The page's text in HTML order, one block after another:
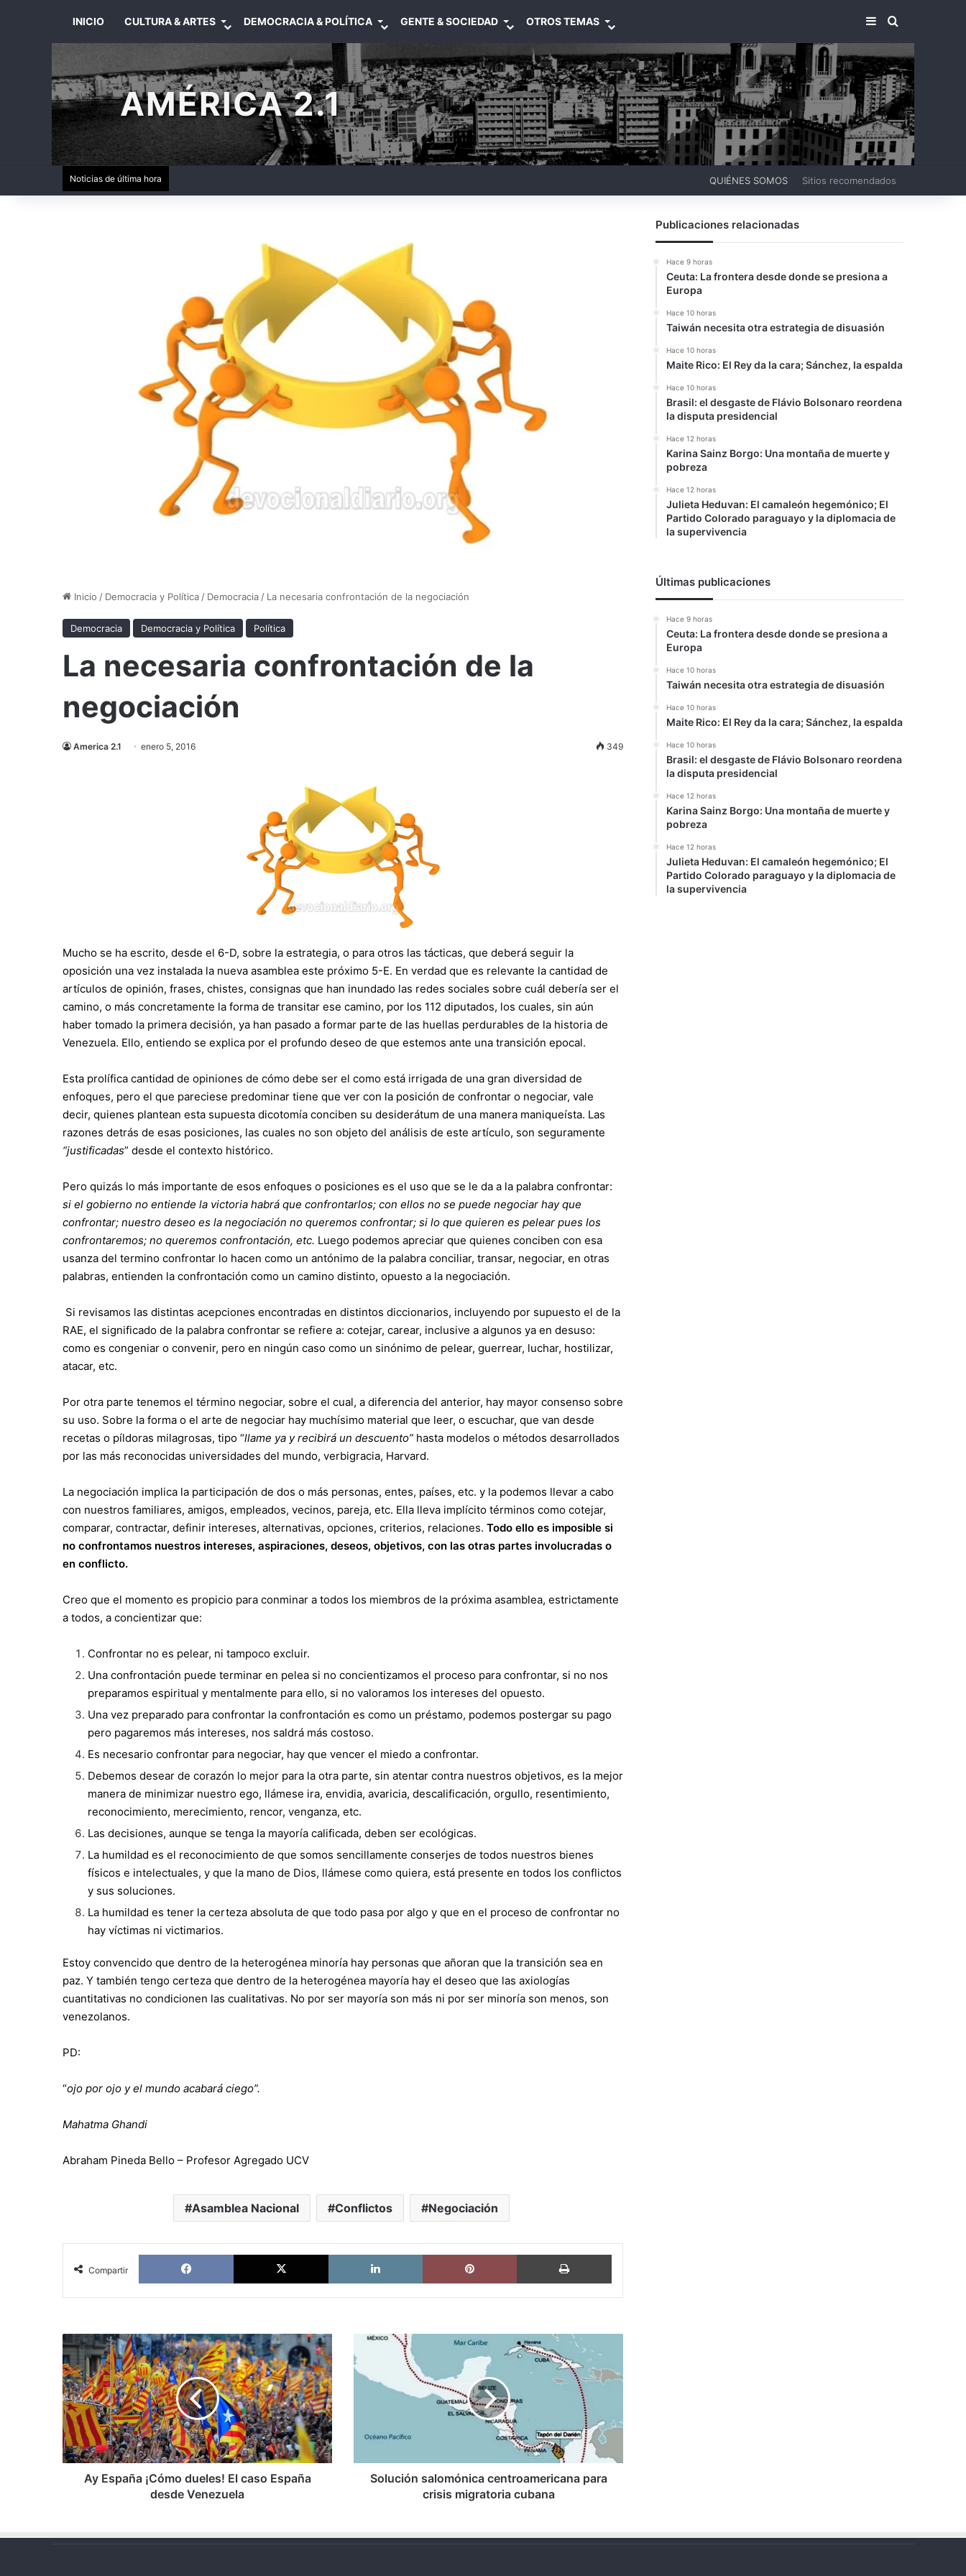
INICIO CULTURA & ARTES DEMOCRACIA & POLÍTICA GENTE & SOCIEDAD OTROS TEMAS BARRA LATERAL
BUSCAR
AMÉRICA 2.1
Noticias de última hora QUIÉNES SOMOS Sitios recomendados
Inicio / Democracia y Política / Democracia / La necesaria confrontación de la negociación
Democracia Democracia y Política Política
La necesaria confrontación de la
negociación
America 2.1 enero 5, 2016 349
Mucho se ha escrito, desde el 6-D, sobre la estrategia, o para otros las tácticas, que deberá seguir la
oposición una vez instalada la nueva asamblea este próximo 5-E. En verdad que es relevante la cantidad de
artículos de opinión, frases, chistes, consignas que han inundado las redes sociales sobre cuál debería ser el
camino, o más concretamente la forma de transitar ese camino, por los 112 diputados, los cuales, sin aún
haber tomado la primera decisión, ya han pasado a formar parte de las huellas perdurables de la historia de
Venezuela. Ello, entiendo se explica por el profundo deseo de que estemos ante una transición epocal.
Esta prolífica cantidad de opiniones de cómo debe ser el como está irrigada de una gran diversidad de
enfoques, pero el que pareciese predominar tiene que ver con la posición de confrontar o negociar, vale
decir, quienes plantean esta supuesta dicotomía conciben su desiderátum de una manera maniqueísta. Las
razones detrás de esas posiciones, las cuales no son objeto del análisis de este artículo, son seguramente
“justificadas” desde el contexto histórico.
Pero quizás lo más importante de esos enfoques o posiciones es el uso que se le da a la palabra confrontar:
si el gobierno no entiende la victoria habrá que confrontarlos; con ellos no se puede negociar hay que
confrontar; nuestro deseo es la negociación no queremos confrontar; si lo que quieren es pelear pues los
confrontaremos; no queremos confrontación, etc. Luego podemos apreciar que quienes conciben con esa
usanza del termino confrontar lo hacen como un antónimo de la palabra conciliar, transar, negociar, en otras
palabras, entienden la confrontación como un camino distinto, opuesto a la negociación.
Si revisamos las distintas acepciones encontradas en distintos diccionarios, incluyendo por supuesto el de la
RAE, el significado de la palabra confrontar se refiere a: cotejar, carear, inclusive a algunos ya en desuso:
como es congeniar o convenir, pero en ningún caso como un sinónimo de pelear, guerrear, luchar, hostilizar,
atacar, etc.
Por otra parte tenemos el término negociar, sobre el cual, a diferencia del anterior, hay mayor consenso sobre
su uso. Sobre la forma o el arte de negociar hay muchísimo material que leer, o escuchar, que van desde
recetas o píldoras milagrosas, tipo “llame ya y recibirá un descuento” hasta modelos o métodos desarrollados
por las más reconocidas universidades del mundo, verbigracia, Harvard.
La negociación implica la participación de dos o más personas, entes, países, etc. y la podemos llevar a cabo
con nuestros familiares, amigos, empleados, vecinos, pareja, etc. Ella lleva implícito términos como cotejar,
comparar, contractar, definir intereses, alternativas, opciones, criterios, relaciones. Todo ello es imposible si
no confrontamos nuestros intereses, aspiraciones, deseos, objetivos, con las otras partes involucradas o
en conflicto.
Creo que el momento es propicio para conminar a todos los miembros de la próxima asamblea, estrictamente
a todos, a concientizar que:
Confrontar no es pelear, ni tampoco excluir.
Una confrontación puede terminar en pelea si no concientizamos el proceso para confrontar, si no nos
preparamos espiritual y mentalmente para ello, si no valoramos los intereses del opuesto.
Una vez preparado para confrontar la confrontación es como un préstamo, podemos postergar su pago
pero pagaremos más intereses, nos saldrá más costoso.
Es necesario confrontar para negociar, hay que vencer el miedo a confrontar.
Debemos desear de corazón lo mejor para la otra parte, sin atentar contra nuestros objetivos, es la mejor
manera de minimizar nuestro ego, llámese ira, envidia, avaricia, descalificación, orgullo, resentimiento,
reconocimiento, merecimiento, rencor, venganza, etc.
Las decisiones, aunque se tenga la mayoría calificada, deben ser ecológicas.
La humildad es el reconocimiento de que somos sencillamente conserjes de todos nuestros bienes
físicos e intelectuales, y que la mano de Dios, llámese como quiera, está presente en todos los conflictos
y sus soluciones.
La humildad es tener la certeza absoluta de que todo pasa por algo y que en el proceso de confrontar no
hay víctimas ni victimarios.
Estoy convencido que dentro de la heterogénea minoría hay personas que añoran que la transición sea en
paz. Y también tengo certeza que dentro de la heterogénea mayoría hay el deseo que las axiologías
cuantitativas no condicionen las cualitativas. No por ser mayoría son más ni por ser minoría son menos, son
venezolanos.
PD:
“ojo por ojo y el mundo acabará ciego”.
Mahatma Ghandi
Abraham Pineda Bello – Profesor Agregado UCV
Asamblea Nacional Conflictos Negociación
Compartir
Facebook X LinkedIn Pinterest Imprimir
Ay
España
¡Cómo
dueles!
El
caso
España
desde
Venezuela
Ay España ¡Cómo dueles! El caso España
desde Venezuela
Solución
salomónica
centroamericana
Solución salomónica centroamericana para
crisis migratoria cubana
Publicaciones relacionadas
Hace 9 horas
Ceuta: La frontera desde donde se presiona a
Europa
Hace 10 horas
Taiwán necesita otra estrategia de disuasión
Hace 10 horas
Maite Rico: El Rey da la cara; Sánchez, la espalda
Hace 10 horas
Brasil: el desgaste de Flávio Bolsonaro reordena
la disputa presidencial
Hace 12 horas
Karina Sainz Borgo: Una montaña de muerte y
pobreza
Hace 12 horas
Julieta Heduvan: El camaleón hegemónico; El
Partido Colorado paraguayo y la diplomacia de
la supervivencia
Últimas publicaciones
Hace 9 horas
Ceuta: La frontera desde donde se presiona a
Europa
Hace 10 horas
Taiwán necesita otra estrategia de disuasión
Hace 10 horas
Maite Rico: El Rey da la cara; Sánchez, la espalda
Hace 10 horas
Brasil: el desgaste de Flávio Bolsonaro reordena
la disputa presidencial
Hace 12 horas
Karina Sainz Borgo: Una montaña de muerte y
pobreza
Hace 12 horas
Julieta Heduvan: El camaleón hegemónico; El
Partido Colorado paraguayo y la diplomacia de
la supervivencia